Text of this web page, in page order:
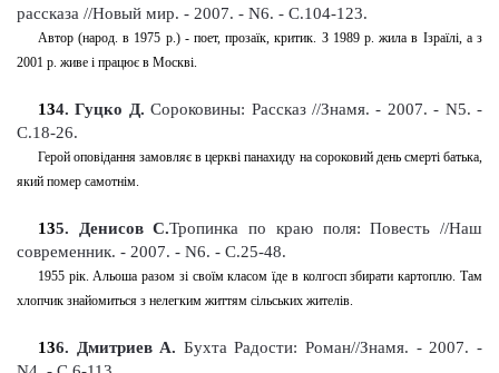
рассказа //Новый мир. - 2007. - N6. - С.104-123.
Автор (народ. в 1975 р.) - поет, прозаїк, критик. З 1989 р. жила в Ізраїлі, а з
2001 р. живе і працює в Москві.
134. Гуцко Д. Сороковины: Рассказ //Знамя. - 2007. - N5. -
С.18-26.
Герой оповідання замовляє в церкві панахиду на сороковий день смерті батька,
який помер самотнім.
135. Денисов С.Тропинка по краю поля: Повесть //Наш
современник. - 2007. - N6. - С.25-48.
1955 рік. Альоша разом зі своїм класом їде в колгосп збирати картоплю. Там
хлопчик знайомиться з нелегким життям сільських жителів.
136. Дмитриев А. Бухта Радости: Роман//Знамя. - 2007. -